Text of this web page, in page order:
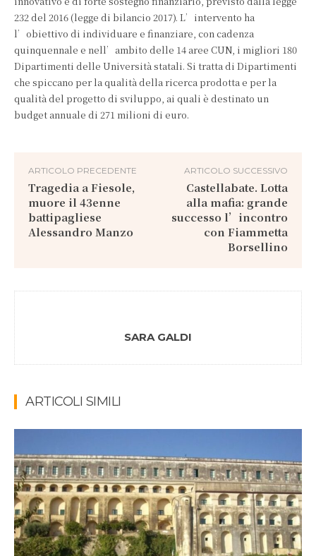
232 del 2016 (legge di bilancio 2017). L’intervento ha
l’obiettivo di individuare e finanziare, con cadenza
quinquennale e nell’ambito delle 14 aree CUN, i migliori 180
Dipartimenti delle Università statali. Si tratta di Dipartimenti
che spiccano per la qualità della ricerca prodotta e per la
qualità del progetto di sviluppo, ai quali è destinato un
budget annuale di 271 milioni di euro.
ARTICOLO PRECEDENTE
Tragedia a Fiesole,
muore il 43enne
battipagliese
Alessandro Manzo
ARTICOLO SUCCESSIVO
Castellabate. Lotta
alla mafia: grande
successo l’incontro
con Fiammetta
Borsellino
SARA GALDI
ARTICOLI SIMILI